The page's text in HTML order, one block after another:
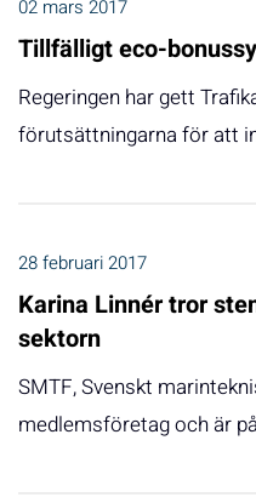
02 mars 2017
Tillfälligt eco-
Regeringen har gett
förutsättningarna för att
28 februari 2017
Karina Linnér tror
sektorn
SMTF, Svenskt
medlemsföretag och är